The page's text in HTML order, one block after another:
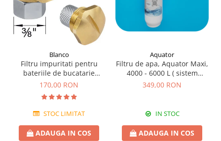
Blanco
Filtru impuritati pentru
bateriile de bucatarie
Blanco
170,00 RON
STOC LIMITAT
ADAUGA IN COS
Aquator
Filtru de apa, Aquator Maxi,
4000 - 6000 L ( sistem
complet )
349,00 RON
IN STOC
ADAUGA IN COS